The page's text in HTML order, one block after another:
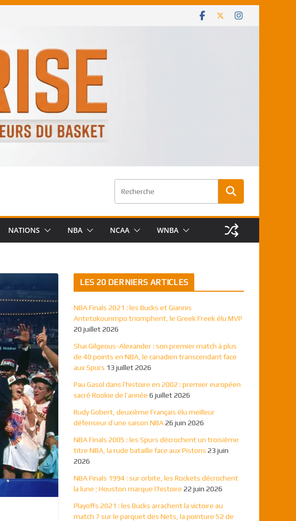
NATIONS NBA NCAA WNBA
LES 20 DERNIERS ARTICLES
NBA Finals 2021 : les Bucks et Giannis
Antetokounmpo triomphent, le Greek Freek élu MVP
20 juillet 2026
Shai Gilgeous-Alexander : son premier match à plus
de 40 points en NBA, le canadien transcendant face
aux Spurs 13 juillet 2026
Pau Gasol dans l’histoire en 2002 : premier européen
sacré Rookie de l’année 6 juillet 2026
Rudy Gobert, deuxième Français élu meilleur
défenseur d’une saison NBA26 juin 2026
NBA Finals 2005 : les Spurs décrochent un troisième
titre NBA, la rude bataille face aux Pistons 23 juin
2026
NBA Finals 1994 : sur orbite, les Rockets décrochent
la lune ; Houston marque l’histoire 22 juin 2026
Playoffs 2021 : les Bucks arrachent la victoire au
match 7 sur le parquet des Nets, la pointure 52 de